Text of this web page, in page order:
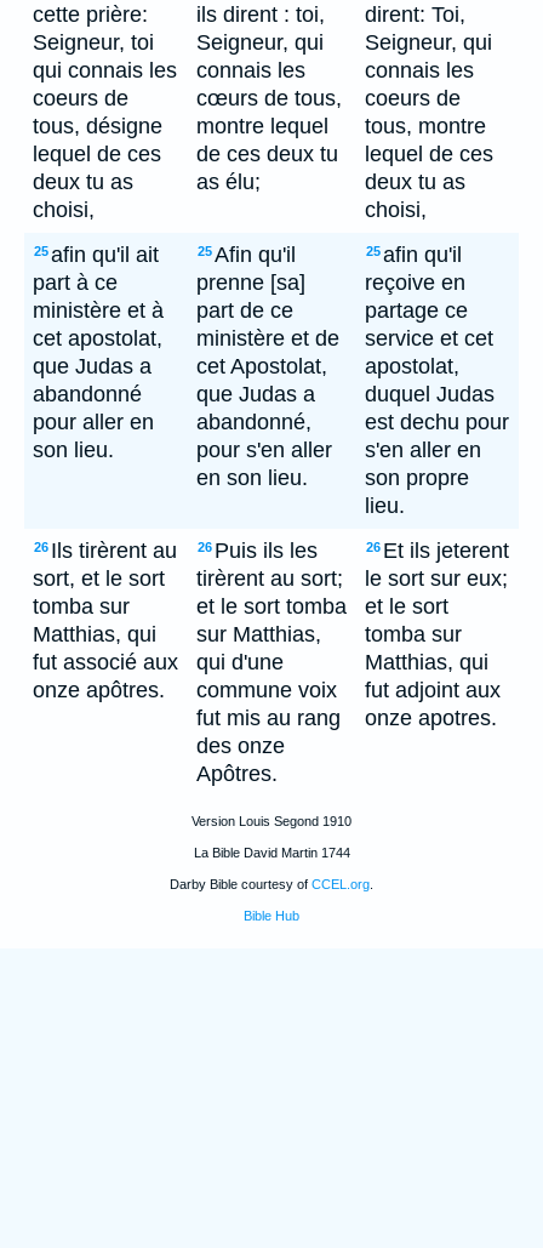
cette prière:
Seigneur, toi
qui connais les
coeurs de
tous, désigne
lequel de ces
deux tu as
choisi,
ils dirent : toi,
Seigneur, qui
connais les
cœurs de tous,
montre lequel
de ces deux tu
as élu;
dirent: Toi,
Seigneur, qui
connais les
coeurs de
tous, montre
lequel de ces
deux tu as
choisi,
25afin qu'il ait
part à ce
ministère et à
cet apostolat,
que Judas a
abandonné
pour aller en
son lieu.
25Afin qu'il
prenne [sa]
part de ce
ministère et de
cet Apostolat,
que Judas a
abandonné,
pour s'en aller
en son lieu.
25afin qu'il
reçoive en
partage ce
service et cet
apostolat,
duquel Judas
est dechu pour
s'en aller en
son propre
lieu.
26 Ils tirèrent au
sort, et le sort
tomba sur
Matthias, qui
fut associé aux
onze apôtres.
26 Puis ils les
tirèrent au sort;
et le sort tomba
sur Matthias,
qui d'une
commune voix
fut mis au rang
des onze
Apôtres.
26 Et ils jeterent
le sort sur eux;
et le sort
tomba sur
Matthias, qui
fut adjoint aux
onze apotres.
Version Louis Segond 1910
La Bible David Martin 1744
Darby Bible courtesy of CCEL.org
Bible Hub